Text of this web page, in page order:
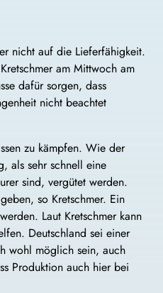
nicht auf die Lieferfähigkeit.
am Mittwoch am
dafür sorgen, dass
nicht beachtet
zu kämpfen. Wie der
als sehr schnell eine
sind, vergütet werden.
so Kretschmer. Ein
Laut Kretschmer kann
Deutschland sei einer
wohl möglich sein, auch
Produktion auch hier bei